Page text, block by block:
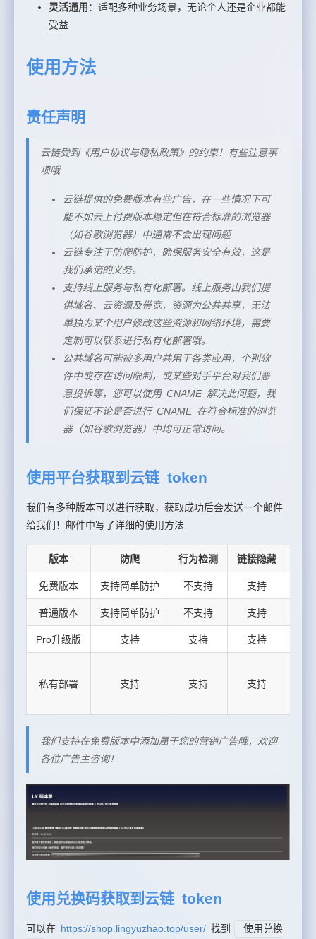
灵活通用 ：适配多种业务场景，无论个人还是企业都能
受益
使用方法
责任声明
云链受到《用户协议与隐私政策》的约束！有些注意事
项哦
云链提供的免费版本有些广告，在一些情况下可
能不如云上付费版本稳定但在符合标准的浏览器
（如谷歌浏览器）中通常不会出现问题
云链专注于防爬防护，确保服务安全有效，这是
我们承诺的义务。
支持线上服务与私有化部署。线上服务由我们提
供域名、云资源及带宽，资源为公共共享，无法
单独为某个用户修改这些资源和网络环境，需要
定制可以联系进行私有化部署哦。
公共域名可能被多用户共用于各类应用，个别软
件中或存在访问限制，或某些对手平台对我们恶
意投诉等，您可以使用 CNAME 解决此问题，我
们保证不论是否进行 CNAME 在符合标准的浏览
器（如谷歌浏览器）中均可正常访问。
使用平台获取到云链 token
我们有多种版本可以进行获取，获取成功后会发送一个邮件
给我们！邮件中写了详细的使用方法
版本 防爬 行为检测 链接隐藏
免费版本 支持简单防护 不支持 支持
普通版本 支持简单防护 不支持 支持
Pro升级版 支持 支持 支持
私有部署 支持 支持 支持
我们支持在免费版本中添加属于您的营销广告哦，欢迎
各位广告主咨询！
使用兑换码获取到云链 token
可以在 https://shop.lingyuzhao.top/user/ 找到 使用兑换